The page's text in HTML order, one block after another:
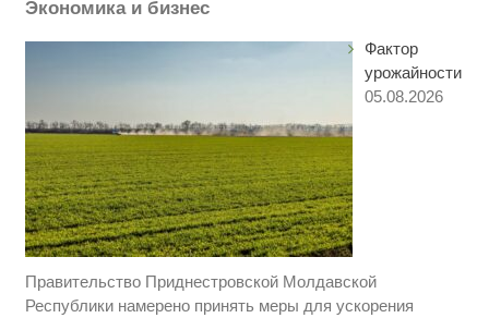
Экономика и бизнес
Фактор
урожайности
05.08.2026
Правительство Приднестровской Молдавской
Республики намерено принять меры для ускорения
i
Этот танец невесты оставит вас